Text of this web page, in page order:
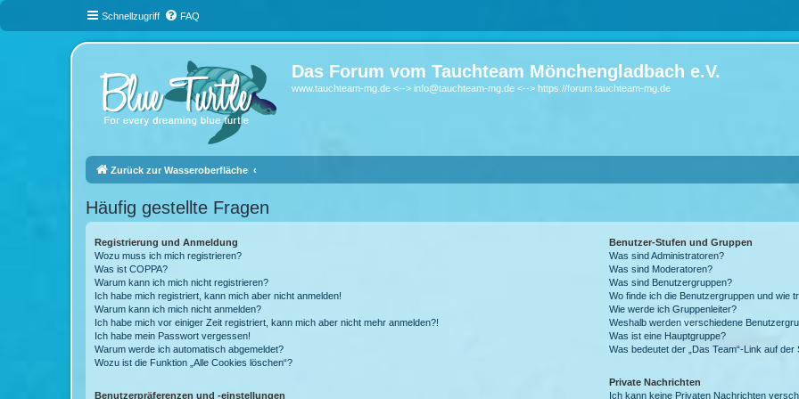
Schnellzugriff FAQ
Das Forum vom Tauchteam Mönchengladbach e.V.
www.tauchteam-mg.de <--> info@tauchteam-mg.de <--> https://forum.tauchteam-mg.de
Zurück zur Wasseroberfläche
Häufig gestellte Fragen
Registrierung und Anmeldung
Wozu muss ich mich registrieren?
Was ist COPPA?
Warum kann ich mich nicht registrieren?
Ich habe mich registriert, kann mich aber nicht anmelden!
Warum kann ich mich nicht anmelden?
Ich habe mich vor einiger Zeit registriert, kann mich aber nicht mehr anmelden?!
Ich habe mein Passwort vergessen!
Warum werde ich automatisch abgemeldet?
Wozu ist die Funktion „Alle Cookies löschen“?
Benutzerpräferenzen und -einstellungen
Benutzer-Stufen und Gruppen
Was sind Administratoren?
Was sind Moderatoren?
Was sind Benutzergruppen?
Wo finde ich die Benutzergruppen und wie
Wie werde ich Gruppenleiter?
Weshalb werden verschiedene
Was ist eine Hauptgruppe?
Was bedeutet der „Das Team“-Link auf der
Private Nachrichten
Ich kann keine Privaten Nachrichten